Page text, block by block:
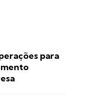
para